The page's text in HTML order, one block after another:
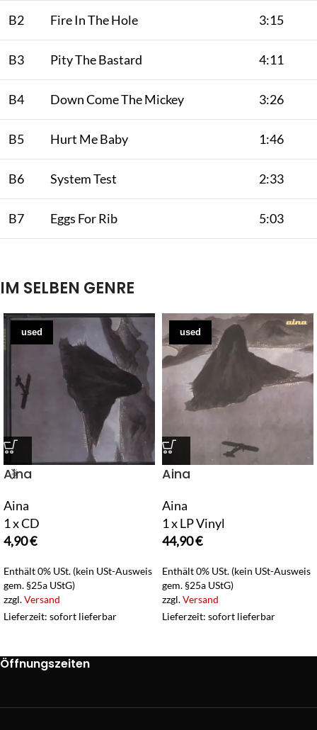
B2 Fire In The Hole 3:15
B3 Pity The Bastard 4:11
B4 Down Come The Mickey 3:26
B5 Hurt Me Baby 1:46
B6 System Test 2:33
B7 Eggs For Rib 5:03
IM SELBEN GENRE
used
Aina
Aina
1 x CD
4,90€
Enthält 0% USt. (kein USt-Ausweis
gem. §25a UStG)
zzgl.Versand
Lieferzeit: sofort lieferbar
used
Aina
Aina
1 x LP Vinyl
44,90€
Enthält 0% USt. (kein USt-Ausweis
gem. §25a UStG)
zzgl.Versand
Lieferzeit: sofort lieferbar
Öffnungszeiten